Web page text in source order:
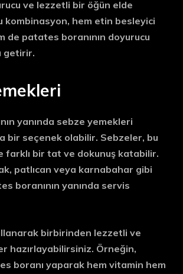
ve lezzetli bir öğün elde
kombinasyon, hem etin besleyici
de patates boranının doyurucu
getirir.
yanında sebze yemekleri
bir seçenek olabilir. Sebzeler, bu
farklı bir tat ve dokunuş katabilir.
patlıcan veya karnabahar gibi
boranının yanında servis
birbirinden lezzetli ve
hazırlayabilirsiniz. Örneğin,
boranı yaparak hem vitamin hem